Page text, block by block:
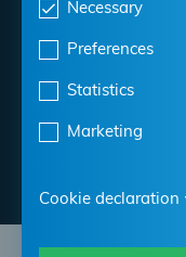
Necessary
Preferences
Statistics
Marketing
Cookie declaration
Präzision,